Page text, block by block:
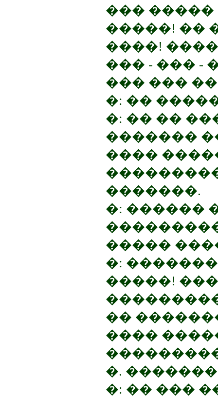
���
�����! ��
����!
��� - ��� -
��� ���
�: ��
�: �� ��
�������
����
�������.
�: ������
�����
�:
�����!
��
����
�.
�: �� ���